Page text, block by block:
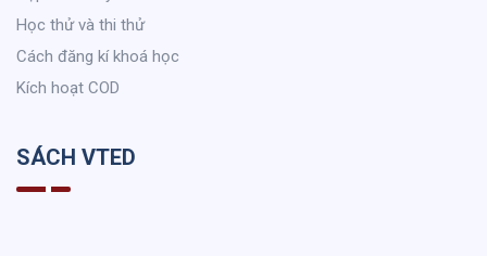
Học thử và thi thử
Cách đăng kí khoá học
Kích hoạt COD
SÁCH VTED